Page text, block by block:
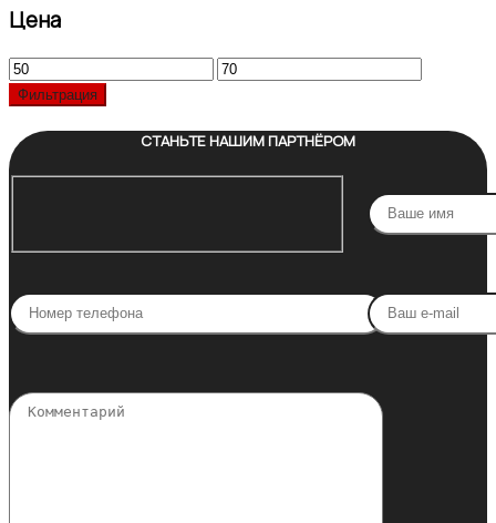
Цена
Минимальная
цена
Максимальная
Фильтрация
СТАНЬТЕ НАШИМ ПАРТНЁРОМ